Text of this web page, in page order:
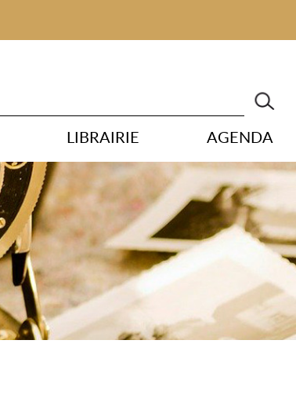
LIBRAIRIE AGENDA